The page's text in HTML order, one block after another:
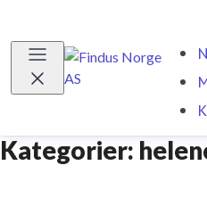
Kategorier: